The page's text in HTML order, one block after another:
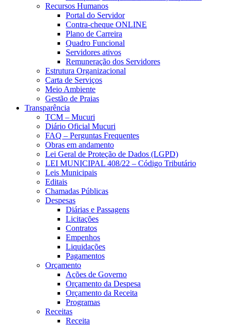
Recursos Humanos
Portal do Servidor
Contra-cheque ONLINE
Plano de Carreira
Quadro Funcional
Servidores ativos
Remuneração dos Servidores
Estrutura Organizacional
Carta de Serviços
Meio Ambiente
Gestão de Praias
Transparência
TCM – Mucuri
Diário Oficial Mucuri
FAQ – Perguntas Frequentes
Obras em andamento
Lei Geral de Proteção de Dados (LGPD)
LEI MUNICIPAL 408/22 – Código Tributário
Leis Municipais
Editais
Chamadas Públicas
Despesas
Diárias e Passagens
Licitações
Contratos
Empenhos
Liquidações
Pagamentos
Orçamento
Ações de Governo
Orçamento da Despesa
Orçamento da Receita
Programas
Receitas
Receita